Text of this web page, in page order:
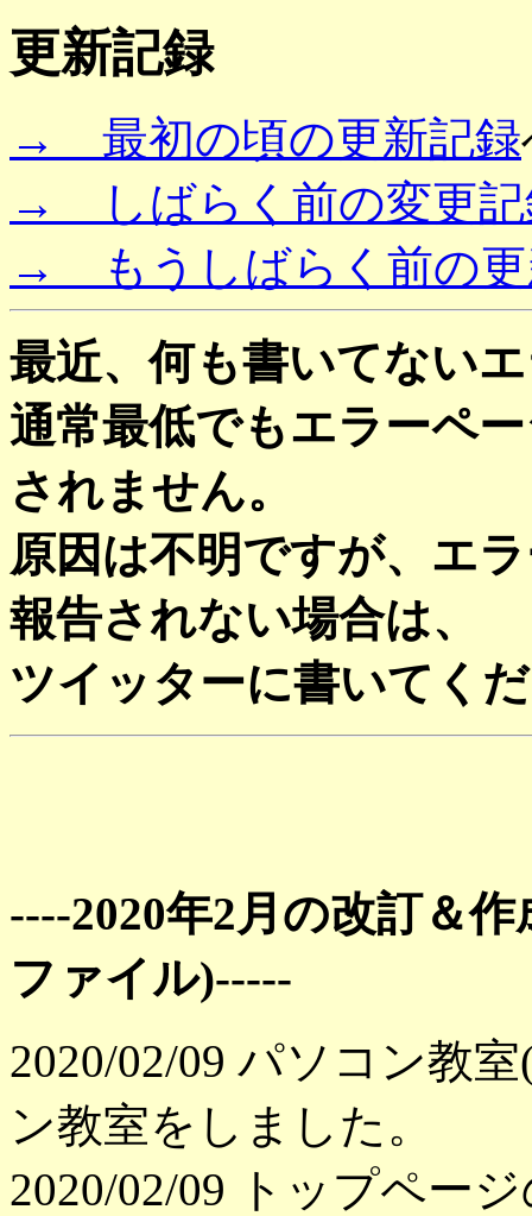
更新記録
→ 最初の頃の更新記録
→ しばらく前の変更記
→ もうしばらく前の更
最近、何も書いてない
通常最低でもエラーペ
されません。
原因は不明ですが、エ
報告されない場合は、
ツイッターに書いてく
----2020年2月の改訂＆
ファイル)-----
2020/02/09 パソコン
ン教室をしました。
2020/02/09 トップペー